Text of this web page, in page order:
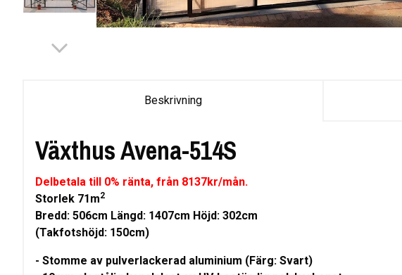
Beskrivning
Växthus Avena-514S
Delbetala till 0% ränta, från 8137kr/mån.
Storlek 71m2
Bredd: 506cm Längd: 1407cm Höjd: 302cm
(Takfotshöjd: 150cm)
- Stomme av pulverlackerad aluminium (Färg: Svart)